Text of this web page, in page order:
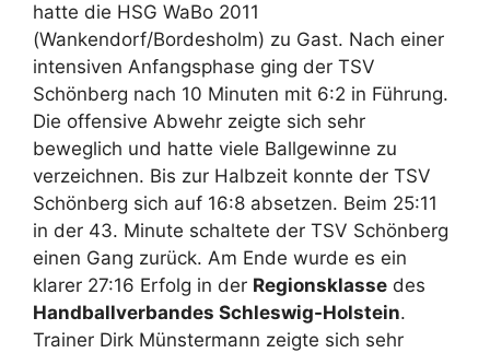
hatte die HSG WaBo 2011
(Wankendorf/Bordesholm) zu Gast. Nach einer
intensiven Anfangsphase ging der TSV
Schönberg nach 10 Minuten mit 6:2 in Führung.
Die offensive Abwehr zeigte sich sehr
beweglich und hatte viele Ballgewinne zu
verzeichnen. Bis zur Halbzeit konnte der TSV
Schönberg sich auf 16:8 absetzen. Beim 25:11
in der 43. Minute schaltete der TSV Schönberg
einen Gang zurück. Am Ende wurde es ein
klarer 27:16 Erfolg in der Regionsklasse des
Handballverbandes Schleswig-Holstein.
Trainer Dirk Münstermann zeigte sich sehr